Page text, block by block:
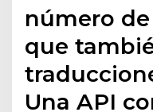
número
que
Una API